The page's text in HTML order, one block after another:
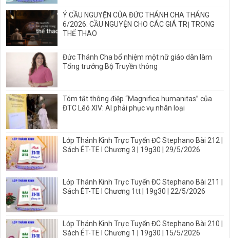
Ý CẦU NGUYỆN CỦA ĐỨC THÁNH CHA THÁNG
6/2026: CẦU NGUYỆN CHO CÁC GIÁ TRỊ TRONG
THỂ THAO
Đức Thánh Cha bổ nhiệm một nữ giáo dân làm
Tổng trưởng Bộ Truyền thông
Tóm tắt thông điệp “Magnifica humanitas” của
ĐTC Lêô XIV: AI phải phục vụ nhân loại
Lớp Thánh Kinh Trực Tuyến ĐC Stephano Bài 212 |
Sách ÉT-TE I Chương 3 | 19g30 | 29/5/2026
Lớp Thánh Kinh Trực Tuyến ĐC Stephano Bài 211 |
Sách ÉT-TE I Chương 1tt | 19g30 | 22/5/2026
Lớp Thánh Kinh Trực Tuyến ĐC Stephano Bài 210 |
Sách ÉT-TE I Chương 1 | 19g30 | 15/5/2026